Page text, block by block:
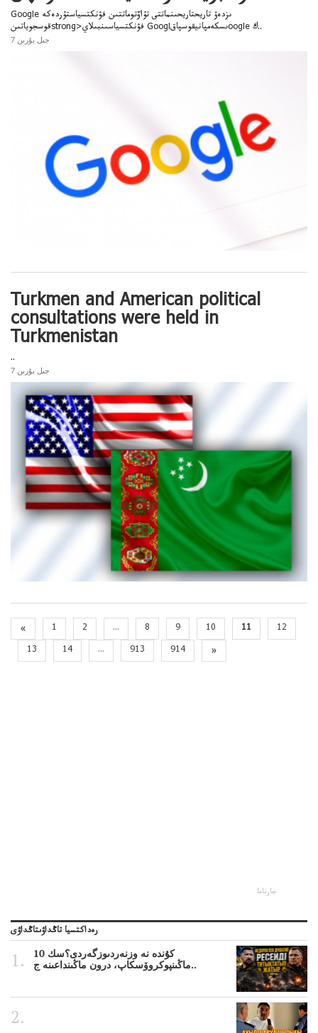
Google ىزدەۋ تاريحتاريحىنماتتى تۇاۆتوماتتىن فۋنكتسياستۇردەكە
قوسجوياتىنstrong>فۋنكتسياسىنبىلاي Googlىسكەمپانيقوسپاقoogle ك..
7 جىل بۇرىن
Turkmen and American political
consultations were held in
Turkmenistan
..
7 جىل بۇرىن
« 1 2 ... 8 9 10 11
12
13
14 ... 913 914 »
جارناما
رەداكتسيا تاڭداۋىتاڭداۋى
10 كۇندە نە وزنەردىوزگەردى؟سك
ماڭىنپوكروۆسكاپ، درون ماڭىنداعىنە ج..